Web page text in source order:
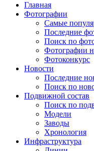
Главная
Фотографии
Cамые
Последние
Поиск по
Фотографии
Фотоконкурс
Новости
Последние
Поиск по
Подвижной состав
Поиск по
Модели
Заводы
Хронология
Инфраструктура